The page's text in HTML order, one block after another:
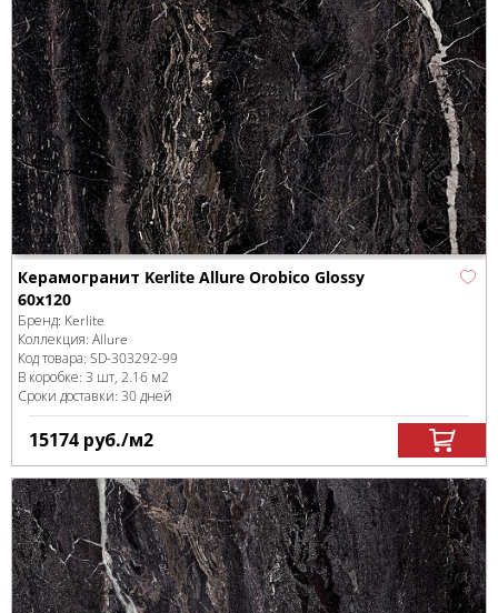
Керамогранит Kerlite Allure Orobico Glossy
60x120
Бренд: Kerlite
Коллекция: Allure
Код товара: SD-303292-99
В коробке: 3 шт, 2.16 м2
Сроки доставки: 30 дней
15174 руб./м2